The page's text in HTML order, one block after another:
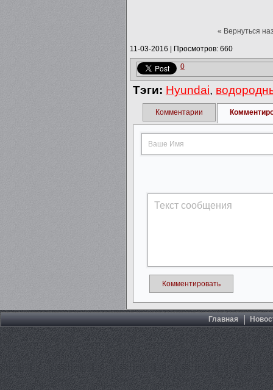
« Вернуться
11-03-2016 Просмотров: 660
0
Тэги: Hyundai,
Комментарии
Комментировать
Главная